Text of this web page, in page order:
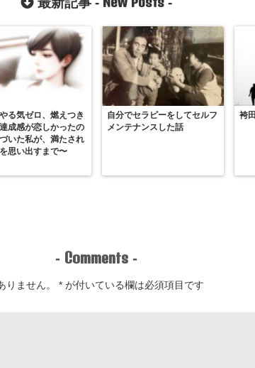
る気ゼロ、燃えつき
成感が恋しかったの
いた私が、満たされ
思い出すまで〜
自分でセラピーをしてセルフ
メンテナンスした話
袴
- Comments -
ません。 * が付いている欄は必須項目です